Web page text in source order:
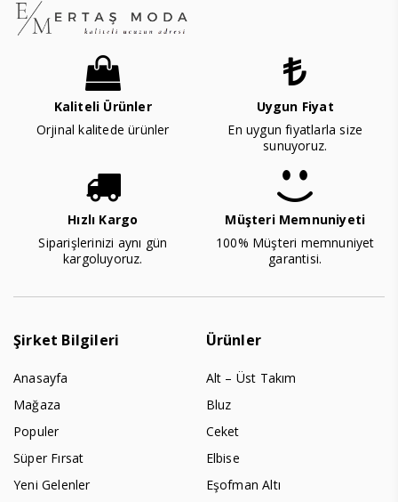
Kaliteli Ürünler
Orjinal kalitede ürünler
Uygun Fiyat
En uygun fiyatlarla size
sunuyoruz.
Hızlı Kargo
Siparişlerinizi aynı gün
kargoluyoruz.
Müşteri Memnuniyeti
100% Müşteri memnuniyet
garantisi.
Şirket Bilgileri
Anasayfa
Mağaza
Populer
Süper Fırsat
Yeni Gelenler
Ürünler
Alt – Üst Takım
Bluz
Ceket
Elbise
Eşofman Altı